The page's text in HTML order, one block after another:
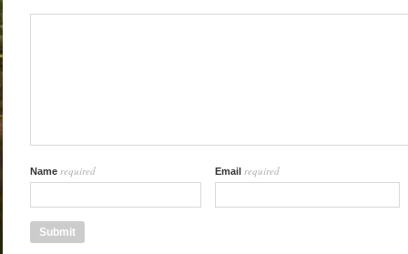
Name required Email required